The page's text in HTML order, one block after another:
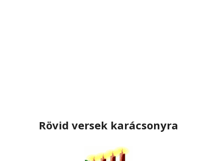
Rövid versek karácsonyra